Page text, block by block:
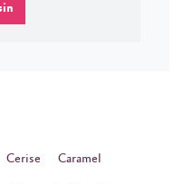
Cerise Caramel